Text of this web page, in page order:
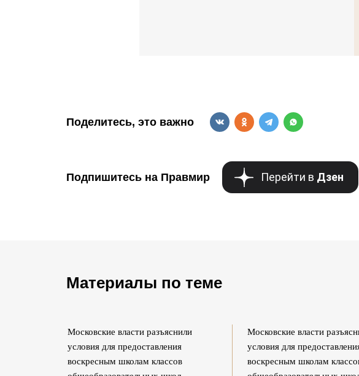
Поделитесь, это важно
Подпишитесь на Правмир Перейти в Дзен
Материалы по теме
Московские власти разъяснили
условия для предоставления
воскресным школам классов
Московские власти
условия для
воскресным школам